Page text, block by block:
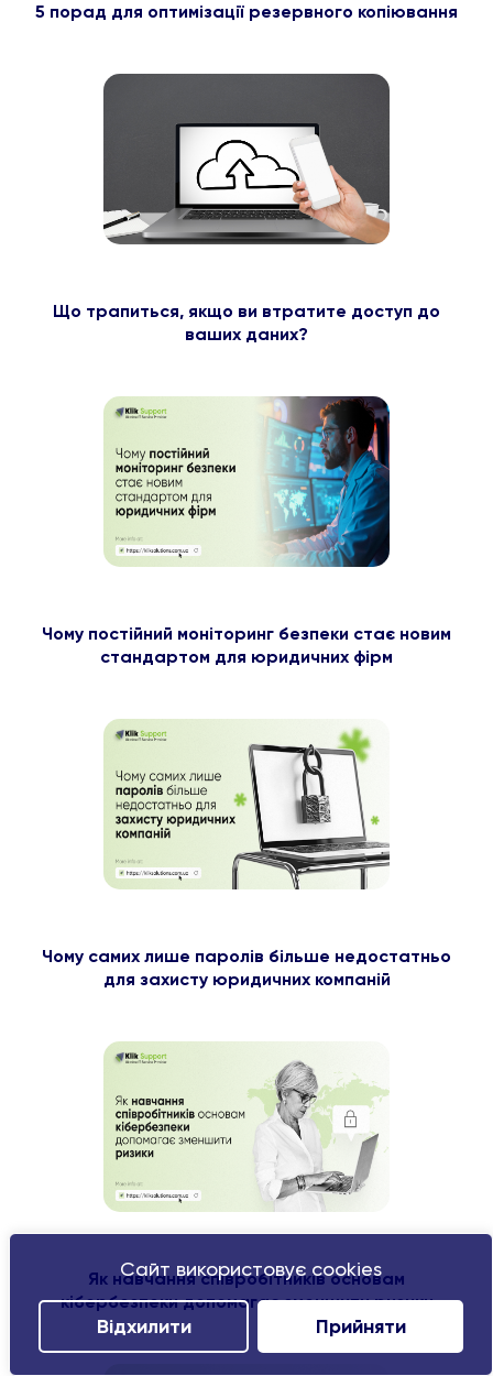
Сайт використовує cookies
Відхилити Прийняти
5 порад для оптимізації резервного копіювання
Що трапиться, якщо ви втратите доступ до
ваших даних?
Чому постійний моніторинг безпеки стає новим
стандартом для юридичних фірм
Чому самих лише паролів більше недостатньо
для захисту юридичних компаній
Як навчання співробітників основам
кібербезпеки допомагає зменшити ризики